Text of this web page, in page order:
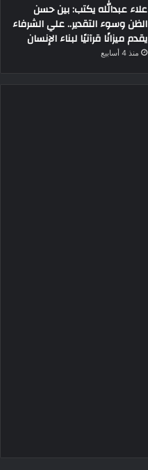
علاء عبدالله يكتب: بين حسن
الظن وسوء التقدير.. علي الشرفاء
يقدم ميزانًا قرآنيًا لبناء الإنسان
منذ 4 أسابيع